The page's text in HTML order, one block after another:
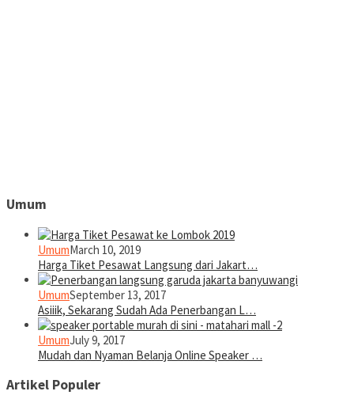
Umum
UmumMarch 10, 2019
Harga Tiket Pesawat Langsung dari Jakart…
UmumSeptember 13, 2017
Asiiik, Sekarang Sudah Ada Penerbangan L…
UmumJuly 9, 2017
Mudah dan Nyaman Belanja Online Speaker …
Artikel Populer